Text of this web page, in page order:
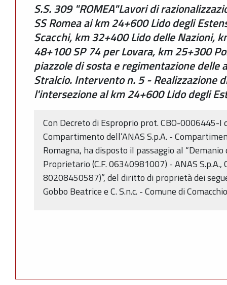
S.S. 309 "ROMEA"Lavori di
SS Romea ai km 24+600 Lido degli
Scacchi, km 32+400 Lido delle Nazioni,
48+100 SP 74 per Lovara, km 25+300
piazzole di sosta e regimentazione delle
Stralcio. Intervento n. 5 - Realizzazione
l'intersezione al km 24+600 Lido degli
Con Decreto di Esproprio prot. CBO-0006445-
Compartimento dell’ANAS S.p.A. -
Romagna, ha disposto il passaggio al
Proprietario (C.F. 06340981007) - ANAS S.p.A.,
80208450587)”, del diritto di proprietà dei
Gobbo Beatrice e C. S.n.c. - Comune di